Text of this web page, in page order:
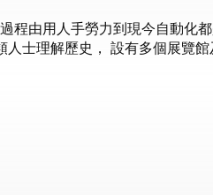
程由用人手勞力到現今自動化
人士理解歷史， 設有多個展覽館